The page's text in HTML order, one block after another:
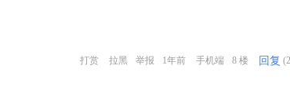
打赏 拉黑 举报 1年前 手机端 8 楼 回复